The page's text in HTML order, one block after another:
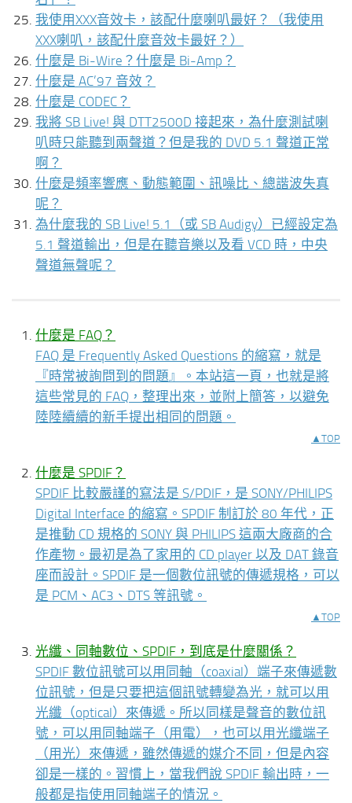
我使用XXX音效卡，該配什麼喇叭最好？（我使用
XXX喇叭，該配什麼音效卡最好？）
什麼是 Bi-Wire？什麼是 Bi-Amp？
什麼是 AC’97 音效？
什麼是 CODEC？
我將 SB Live! 與 DTT2500D 接起來，為什麼測試喇
叭時只能聽到兩聲道？但是我的 DVD 5.1 聲道正常
啊？
什麼是頻率響應、動態範圍、訊噪比、總諧波失真
呢？
為什麼我的 SB Live! 5.1（或 SB Audigy）已經設定為
5.1 聲道輸出，但是在聽音樂以及看 VCD 時，中央
聲道無聲呢？
什麼是 FAQ？
FAQ 是 Frequently Asked Questions 的縮寫，就是
『時常被詢問到的問題』。本站這一頁，也就是將
這些常見的 FAQ，整理出來，並附上簡答，以避免
陸陸續續的新手提出相同的問題。
▲TOP
什麼是 SPDIF？
SPDIF 比較嚴謹的寫法是 S/PDIF，是 SONY/PHILIPS
Digital Interface 的縮寫。SPDIF 制訂於 80 年代，正
是推動 CD 規格的 SONY 與 PHILIPS 這兩大廠商的合
作產物。最初是為了家用的 CD player 以及 DAT 錄音
座而設計。SPDIF 是一個數位訊號的傳遞規格，可以
是 PCM、AC3、DTS 等訊號。
▲TOP
光纖、同軸數位、SPDIF，到底是什麼關係？
SPDIF 數位訊號可以用同軸（coaxial）端子來傳遞數
位訊號，但是只要把這個訊號轉變為光，就可以用
光纖（optical）來傳遞。所以同樣是聲音的數位訊
號，可以用同軸端子（用電），也可以用光纖端子
（用光）來傳遞，雖然傳遞的媒介不同，但是內容
卻是一樣的。習慣上，當我們說 SPDIF 輸出時，一
般都是指使用同軸端子的情況。